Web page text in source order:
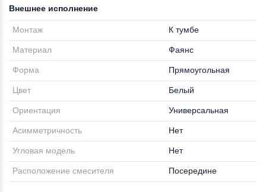
Внешнее исполнение
Монтаж К тумбе
Материал Фаянс
Форма Прямоугольная
Цвет Белый
Ориентация Универсальная
Асимметричность Нет
Угловая модель Нет
Расположение смесителя Посередине